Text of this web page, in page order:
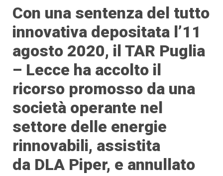
Con una sentenza del tutto
innovativa depositata l’11
agosto 2020, il TAR Puglia
– Lecce ha accolto il
ricorso promosso da una
società operante nel
settore delle energie
rinnovabili, assistita
da DLA Piper, e annullato